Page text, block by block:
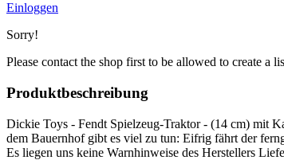
Einloggen
Sorry!
Please contact the shop first to be allowed to create a
Produktbeschreibung
Dickie Toys - Fendt Spielzeug-Traktor - (14 cm) mit
dem Bauernhof gibt es viel zu tun: Eifrig fährt der
Es liegen uns keine Warnhinweise des Herstellers